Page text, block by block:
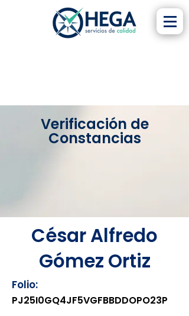
Verificación de
Constancias
César Alfredo
Gómez Ortiz
Folio:
PJ25I0GQ4JF5VGFBBDDOPO23P